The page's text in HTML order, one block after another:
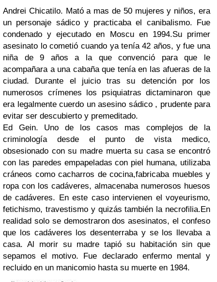
Andrei Chicatilo. Mató a mas de 50 mujeres y niños, era
un personaje sádico y practicaba el canibalismo. Fue
condenado y ejecutado en Moscu en 1994.Su primer
asesinato lo cometió cuando ya tenía 42 años, y fue una
niña de 9 años a la que convenció para que le
acompañara a una cabaña que tenía en las afueras de la
ciudad. Durante el juicio tras su detención por los
numerosos crímenes los psiquiatras dictaminaron que
era legalmente cuerdo un asesino sádico , prudente para
evitar ser descubierto y premeditado.
Ed Gein. Uno de los casos mas complejos de la
criminología desde el punto de vista medico,
obsesionado con su madre muerta su casa se encontró
con las paredes empapeladas con piel humana, utilizaba
cráneos como cacharros de cocina,fabricaba muebles y
ropa con los cadáveres, almacenaba numerosos huesos
de cadáveres. En este caso intervienen el voyeurismo,
fetichismo, travestismo y quizás también la necrofilia.En
realidad solo se demostraron dos asesinatos, el confeso
que los cadáveres los desenterraba y se los llevaba a
casa. Al morir su madre tapió su habitación sin que
sepamos el motivo. Fue declarado enfermo mental y
recluido en un manicomio hasta su muerte en 1984.